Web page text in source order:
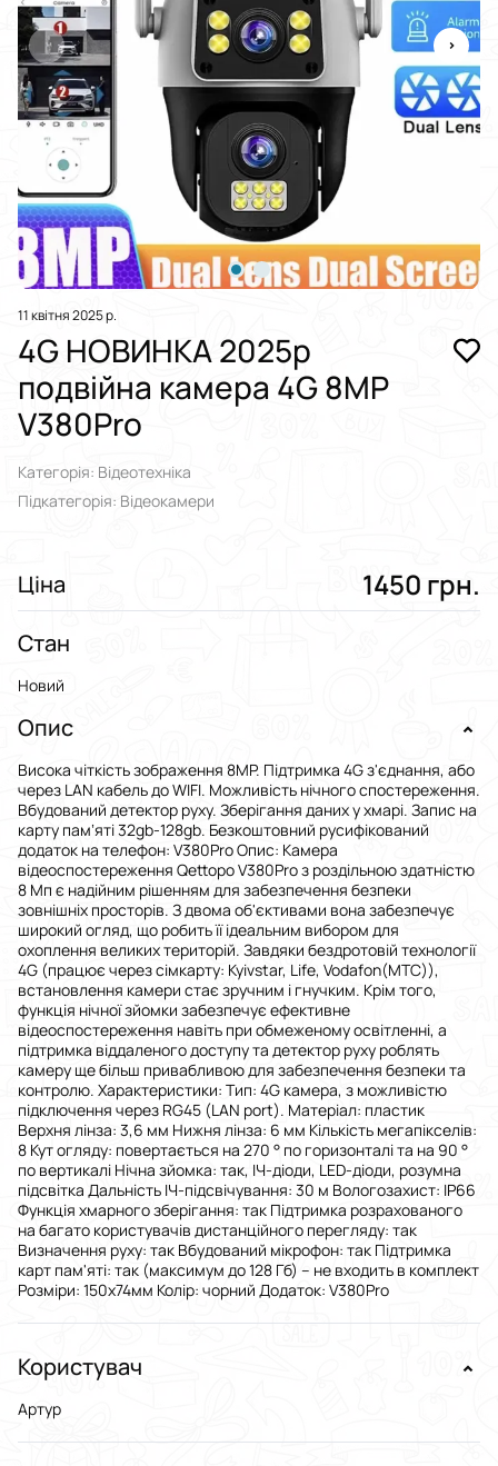
11 квітня 2025 р.
4G НОВИНКА 2025р
подвійна камера 4G 8MP
V380Pro
Категорія: Відеотехніка
Підкатегорія: Відеокамери
Ціна 1450 грн.
Стан
Новий
Опис
Висока чіткість зображення 8MP. Підтримка 4G з'єднання, або
через LAN кабель до WIFI. Можливість нічного спостереження.
Вбудований детектор руху. Зберігання даних у хмарі. Запис на
карту пам‘яті 32gb-128gb. Безкоштовний русифікований
додаток на телефон: V380Pro Опис: Камера
відеоспостереження Qettopo V380Pro з роздільною здатністю
8 Мп є надійним рішенням для забезпечення безпеки
зовнішніх просторів. З двома об'єктивами вона забезпечує
широкий огляд, що робить її ідеальним вибором для
охоплення великих територій. Завдяки бездротовій технології
4G (працює через сімкарту: Kyivstar, Life, Vodafon(МТС)),
встановлення камери стає зручним і гнучким. Крім того,
функція нічної зйомки забезпечує ефективне
відеоспостереження навіть при обмеженому освітленні, а
підтримка віддаленого доступу та детектор руху роблять
камеру ще більш привабливою для забезпечення безпеки та
контролю. Характеристики: Тип: 4G камера, з можливістю
підключення через RG45 (LAN port). Матеріал: пластик
Верхня лінза: 3,6 мм Нижня лінза: 6 мм Кількість мегапікселів:
8 Кут огляду: повертається на 270 ° по горизонталі та на 90 °
по вертикалі Нічна зйомка: так, ІЧ-діоди, LED-діоди, розумна
підсвітка Дальність ІЧ-підсвічування: 30 м Вологозахист: IP66
Функція хмарного зберігання: так Підтримка розрахованого
на багато користувачів дистанційного перегляду: так
Визначення руху: так Вбудований мікрофон: так Підтримка
карт пам'яті: так (максимум до 128 Гб) – не входить в комплект
Розміри: 150х74мм Колір: чорний Додаток: V380Pro
Користувач
Артур